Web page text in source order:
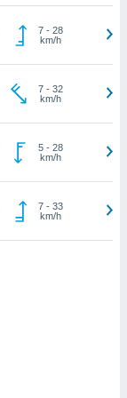
7- 28
km/h
7- 32
km/h
5- 28
km/h
7- 33
km/h